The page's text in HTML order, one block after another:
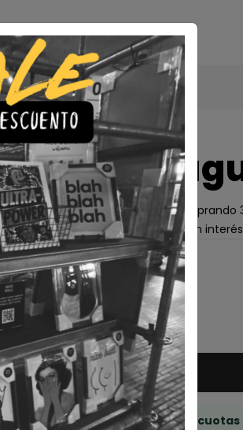
& láminasPlazos de Entrega
|Cuadro
🇨🇱 Envío gratis a todo Chile comprando
💎 Calidad Premium💳 3 Cuotas sin interés
TAMAÑO
30x40 40x60
LÁMINA
Con Marco Sin Marco
Cantidad
💳 Compra ahora y paga en 3